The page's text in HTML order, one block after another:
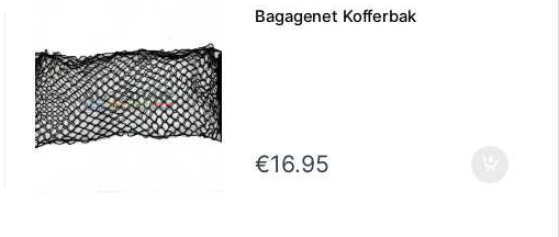
Bagagenet Kofferbak
€16.95